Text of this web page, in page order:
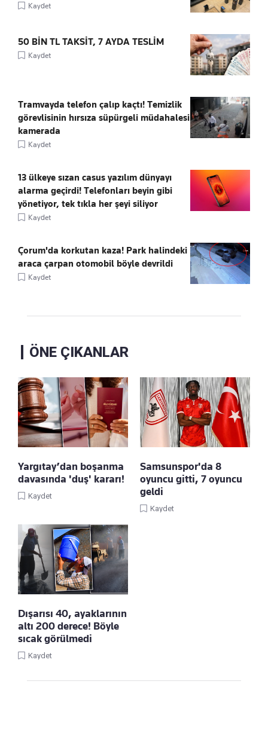
Kaydet
50 BİN TL TAKSİT, 7 AYDA TESLİM
Kaydet
Tramvayda telefon çalıp kaçtı! Temizlik
görevlisinin hırsıza süpürgeli müdahalesi
kamerada
Kaydet
13 ülkeye sızan casus yazılım dünyayı
alarma geçirdi! Telefonları beyin gibi
yönetiyor, tek tıkla her şeyi siliyor
Kaydet
Çorum'da korkutan kaza! Park halindeki
araca çarpan otomobil böyle devrildi
Kaydet
ÖNE ÇIKANLAR
Yargıtay’dan boşanma
davasında 'duş' kararı!
Kaydet
Samsunspor'da 8
oyuncu gitti, 7 oyuncu
geldi
Kaydet
Dışarısı 40, ayaklarının
altı 200 derece! Böyle
sıcak görülmedi
Kaydet